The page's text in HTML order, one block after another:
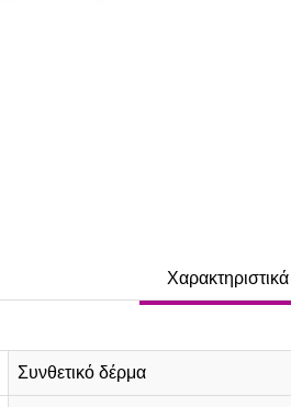
Χαρακτηριστικά
Συνθετικό δέρμα